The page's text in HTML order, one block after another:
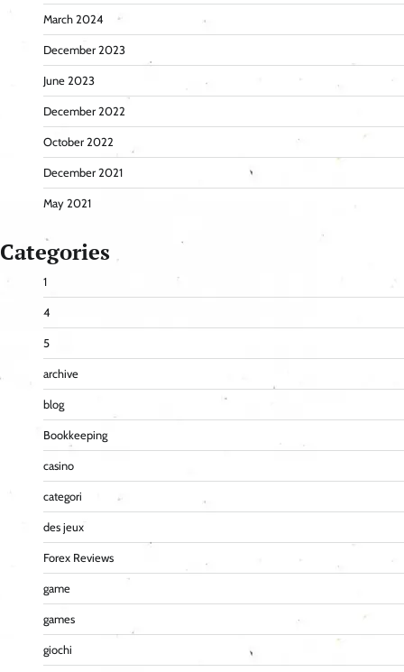
March 2024
December 2023
June 2023
December 2022
October 2022
December 2021
May 2021
Categories
1
4
5
archive
blog
Bookkeeping
casino
categori
des jeux
Forex Reviews
game
games
giochi